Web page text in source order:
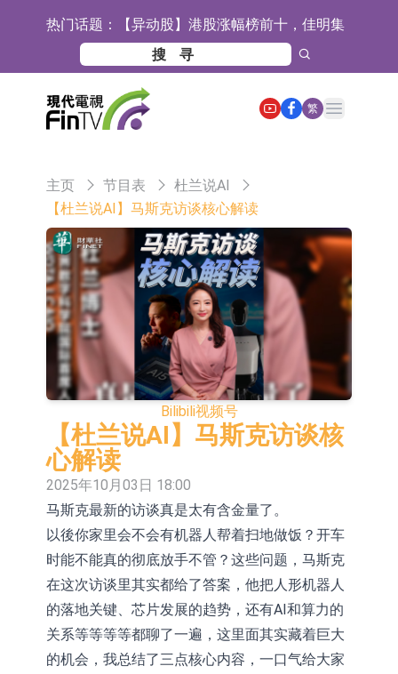
热门话题： 【异动股】港股涨幅榜前十，佳明集
团控股(01271.HK)涨+78.22%，拿森
科技(02261.HK)涨+64.11%
斯迪克：公司为国内折叠屏核心功能
材料供应商
恒瑞医药：公司已在中国获批上市26
款1类创新药、6款2类新药
聚辰股份：公司VPD芯片已顺利通过
账户组采取限制开仓的监管措施
特发服务：成功中标哔哩哔哩上海滨
江总部物业服务项目
亚太股份：公司是零跑汽车和
Stellantis集团的供应商
理工雷科面向边缘AI场景推出"山
海"系列智算模组 系列产品基于国产
CPU与GPU构建
【异动股】医疗研发外包板块拉升，
博腾股份(300363.CN)涨20.02%
日韩股市收盘双双下跌
依米康：海外交付以东南亚、中东市
场为主 并已取得欧美相关认证
上交所：财通多策略福鑫定期开放灵
活配置混合型发起式证券投资基金临
时停牌
上交所：景顺长城全球半导体芯片产
业股票型证券投资基金临时停牌
【异动股】港股跌幅榜前十，卡森国
际(00496.HK)跌22.40%，九福来
(08611.HK)跌21.01%
【异动股】港股涨幅榜前十，拿森科
技(02261.HK)涨+75.05%，辰兴发展
(02286.HK)涨+64.91%
神火股份：新疆神火铝水转化率已
100%
【异动股】焦炭Ⅲ板块下挫，陕西黑
猫(601015.CN)跌8.38%
【异动股】医疗研发外包板块拉升，
毕得医药(688073.CN)涨20.01%
山金国际：港股上市工作正常推进中
繁
Open main menu
主页 节目表
杜兰说AI
【杜兰说AI】马斯克访谈核心解读
Bilibili视频号
【杜兰说AI】马斯克访谈核
心解读
2025年10月03日 18:00
马斯克最新的访谈真是太有含金量了。
以後你家里会不会有机器人帮着扫地做饭？开车
时能不能真的彻底放手不管？这些问题，马斯克
在这次访谈里其实都给了答案，他把人形机器人
的落地关键、芯片发展的趋势，还有AI和算力的
关系等等等等都聊了一遍，这里面其实藏着巨大
的机会，我总结了三点核心内容，一口气给大家